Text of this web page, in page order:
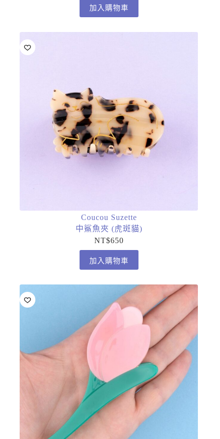
加入購物車
Coucou Suzette
中鯊魚夾 (虎斑貓)
NT$650
加入購物車